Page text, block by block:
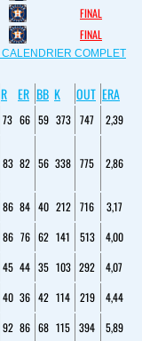
FINAL
FINAL
CALENDRIER COMPLET
R ER BB K OUT ERA
73 66 59 373 747 2,39
83 82 56 338 775 2,86
86 84 40 212 716
3,17
86 76 62 141 513
4,00
45 44 35 103 292
4,07
40 36 42 114 219
4,44
92 86 68 115 394
5,89